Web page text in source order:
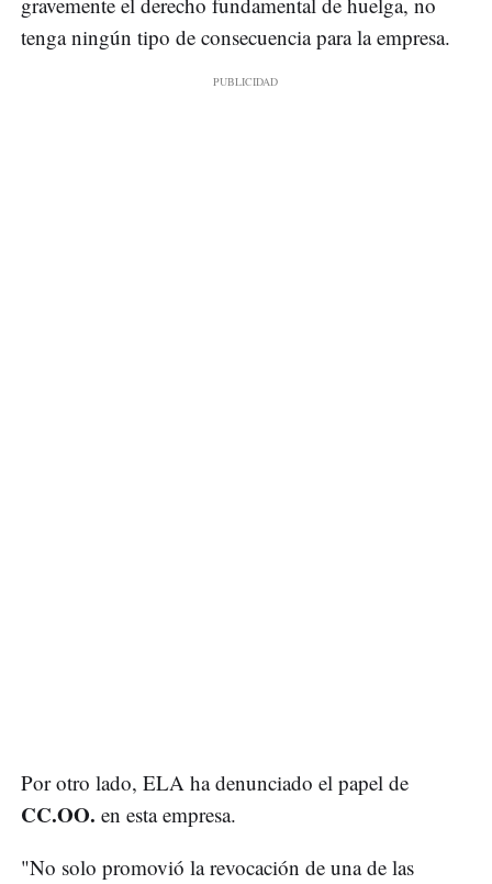
tenga ningún tipo de consecuencia para la empresa.
Por otro lado, ELA ha denunciado el papel de
CC.OO. en esta empresa.
"No solo promovió la revocación de una de las